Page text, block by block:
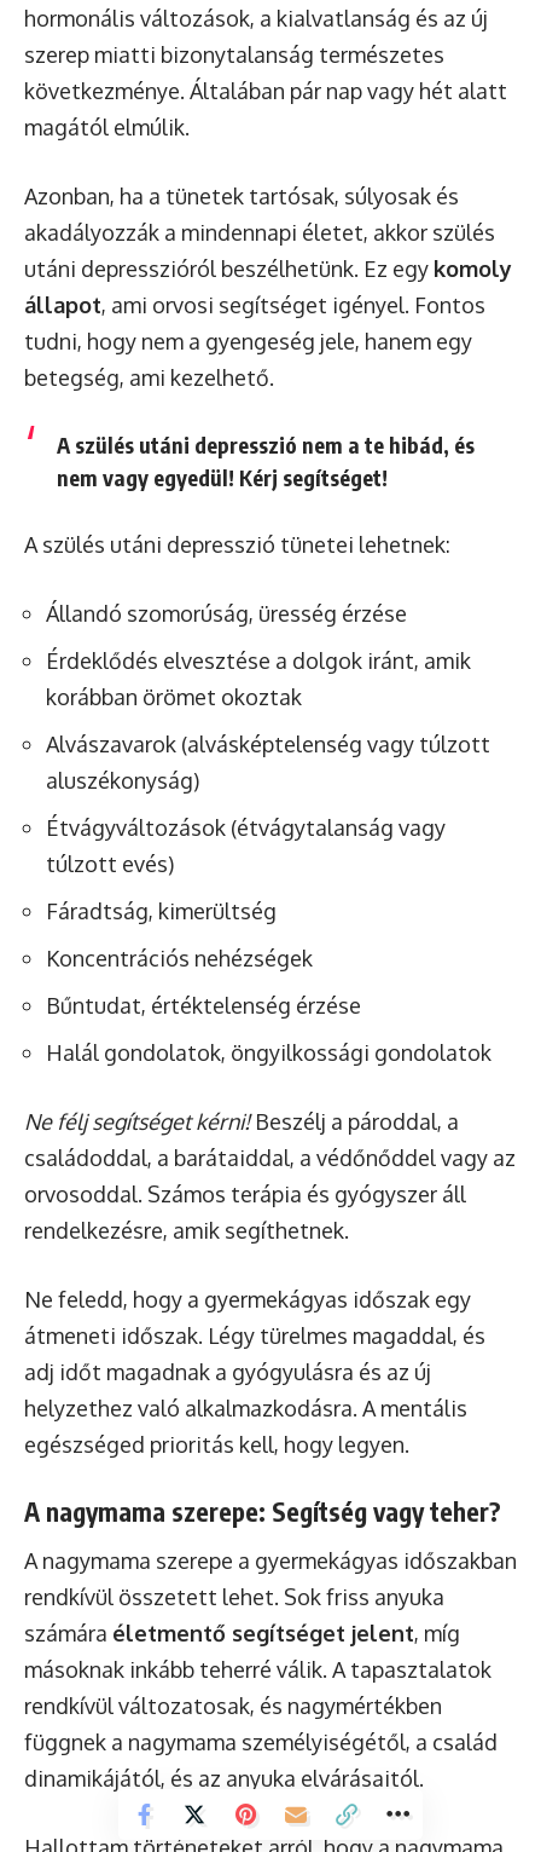
hormonális változások, a kialvatlanság és az új
szerep miatti bizonytalanság természetes
következménye. Általában pár nap vagy hét alatt
magától elmúlik.
Azonban, ha a tünetek tartósak, súlyosak és
akadályozzák a mindennapi életet, akkor szülés
utáni depresszióról beszélhetünk. Ez egy komoly
állapot, ami orvosi segítséget igényel. Fontos
tudni, hogy nem a gyengeség jele, hanem egy
betegség, ami kezelhető.
A szülés utáni depresszió nem a te hibád, és
nem vagy egyedül! Kérj segítséget!
A szülés utáni depresszió tünetei lehetnek:
Állandó szomorúság, üresség érzése
Érdeklődés elvesztése a dolgok iránt, amik
korábban örömet okoztak
Alvászavarok (alvásképtelenség vagy túlzott
aluszékonyság)
Étvágyváltozások (étvágytalanság vagy
túlzott evés)
Fáradtság, kimerültség
Koncentrációs nehézségek
Bűntudat, értéktelenség érzése
Halál gondolatok, öngyilkossági gondolatok
Ne félj segítséget kérni!Beszélj a pároddal, a
családoddal, a barátaiddal, a védőnőddel vagy az
orvosoddal. Számos terápia és gyógyszer áll
rendelkezésre, amik segíthetnek.
Ne feledd, hogy a gyermekágyas időszak egy
átmeneti időszak. Légy türelmes magaddal, és
adj időt magadnak a gyógyulásra és az új
helyzethez való alkalmazkodásra. A mentális
egészséged prioritás kell, hogy legyen.
A nagymama szerepe: Segítség vagy teher?
A nagymama szerepe a gyermekágyas időszakban
rendkívül összetett lehet. Sok friss anyuka
számára életmentő segítséget jelent, míg
másoknak inkább teherré válik. A tapasztalatok
rendkívül változatosak, és nagymértékben
függnek a nagymama személyiségétől, a család
dinamikájától, és az anyuka elvárásaitól.